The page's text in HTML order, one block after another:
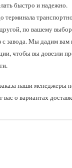
быстро и надежно.
терминала
по вашему
завода. Мы дадим вам
чтобы вы довезли
наши менеджеры
вас о вариантах